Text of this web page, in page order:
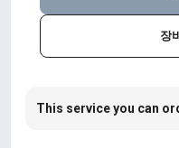
장
This service you can